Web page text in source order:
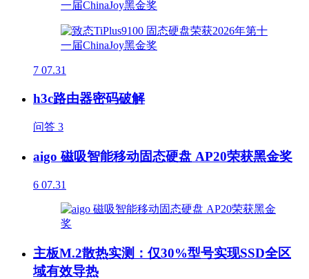
7 07.31
h3c路由器密码破解
问答 3
aigo 磁吸智能移动固态硬盘 AP20荣获黑金奖
6 07.31
主板M.2散热实测：仅30%型号实现SSD全区
域有效导热